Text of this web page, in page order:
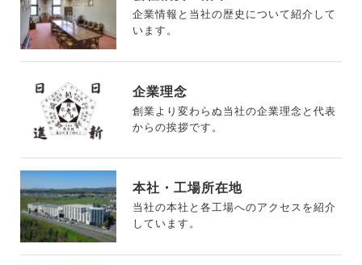
企業情報と当社の歴史について紹介して
います。
企業理念
創業より変わらぬ当社の企業理念と代表
からの挨拶です。
本社・工場所在地
当社の本社と各工場へのアクセスを紹介
しています。